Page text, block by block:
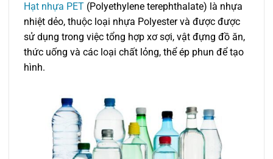
Hạt nhựa PET (Polyethylene terephthalate) là nhựa
nhiệt dẻo, thuộc loại nhựa Polyester và được được
sử dụng trong việc tổng hợp xơ sợi, vật đựng đồ ăn,
thức uống và các loại chất lỏng, thể ép phun để tạo
hình.